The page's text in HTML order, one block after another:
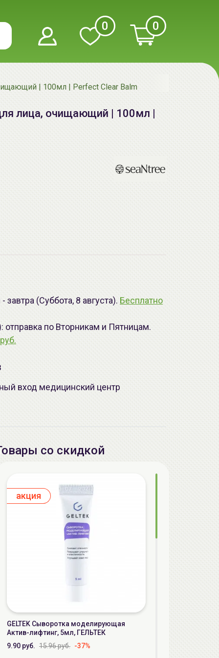
0 0
| 100мл | Perfect Clear Balm
лица, очищающий | 100мл |
(Суббота, 8 августа). Бесплатно
отправка по Вторникам и Пятницам.
вход медицинский центр
со скидкой
aкция
GELTEK Сыворотка моделирующая
Актив-лифтинг, 5мл, ГЕЛЬТЕК
9.90 руб. 15.96 руб. -37%